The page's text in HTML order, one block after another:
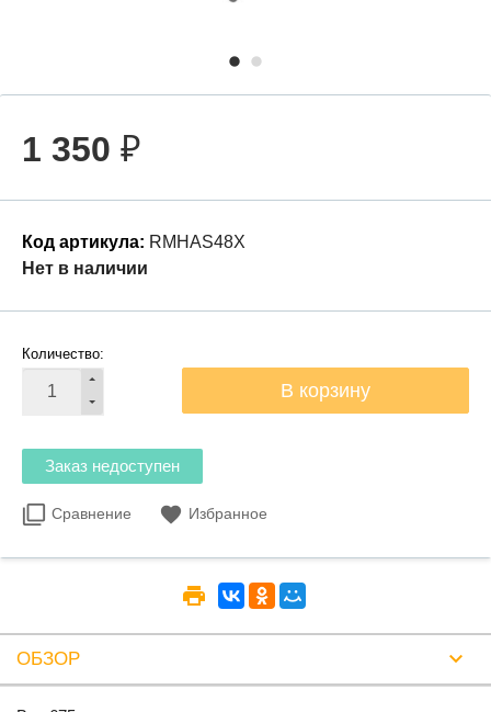
1 350 ₽
Код артикула: RMHAS48X
Нет в наличии
Количество:
Сравнение Избранное
ОБЗОР